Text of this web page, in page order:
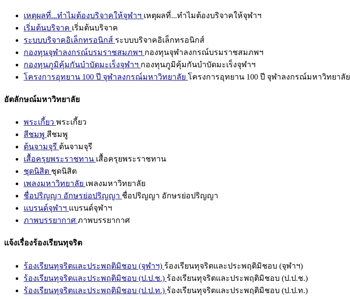
เหตุผลที่...ทำไมต้องบริจาคให้จุฬาฯ เหตุผลที่...ทำไมต้องบริจาคให้จุฬาฯ
เริ่มต้นบริจาค เริ่มต้นบริจาค
ระบบบริจาคอิเล็กทรอนิกส์ ระบบบริจาคอิเล็กทรอนิกส์
กองทุนจุฬาลงกรณ์บรมราชสมภพฯ กองทุนจุฬาลงกรณ์บรมราชสมภพฯ
กองทุนภูมิคุ้มกันบำบัดมะเร็งจุฬาฯ กองทุนภูมิคุ้มกันบำบัดมะเร็งจุฬาฯ
โครงการอุทยาน 100 ปี จุฬาลงกรณ์มหาวิทยาลัย โครงการอุทยาน 100 ปี จุฬาลงกรณ์มหาวิทยาลัย
อัตลักษณ์มหาวิทยาลัย
พระเกี้ยว พระเกี้ยว
สีชมพู สีชมพู
ต้นจามจุรี ต้นจามจุรี
เสื้อครุยพระราชทาน เสื้อครุยพระราชทาน
ชุดนิสิต ชุดนิสิต
เพลงมหาวิทยาลัย เพลงมหาวิทยาลัย
ชื่อปริญญา อักษรย่อปริญญา ชื่อปริญญา อักษรย่อปริญญา
แบรนด์จุฬาฯ แบรนด์จุฬาฯ
ภาพบรรยากาศ ภาพบรรยากาศ
แจ้งเรื่องร้องเรียนทุจริต
ร้องเรียนทุจริตและประพฤติมิชอบ (จุฬาฯ) ร้องเรียนทุจริตและประพฤติมิชอบ (จุฬาฯ)
ร้องเรียนทุจริตและประพฤติมิชอบ (ป.ป.ช.) ร้องเรียนทุจริตและประพฤติมิชอบ (ป.ป.ช.)
ร้องเรียนทุจริตและประพฤติมิชอบ (ป.ป.ท.) ร้องเรียนทุจริตและประพฤติมิชอบ (ป.ป.ท.)